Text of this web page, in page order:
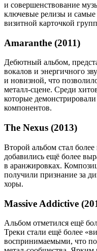
и совершенствование
ключевые релизы и самые
визитной карточкой
Amaranthe (2011)
Дебютный альбом,
вокалов и энергичного
и новизной, что
металл-сцене. Среди
которые
компонентов.
The Nexus (2013)
Второй альбом стал
добавились ещё более
в аранжировках.
получили признание за
хоры.
Massive Addictive
Альбом отметился ещё
Треки стали ещё более
воспринимаемыми, что